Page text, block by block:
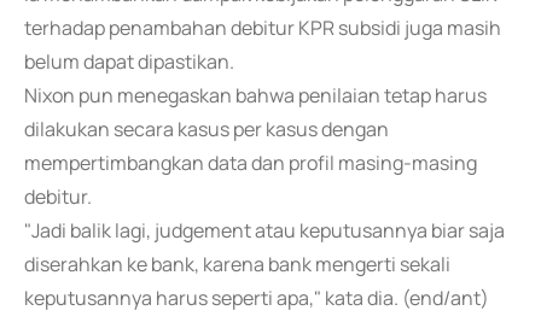
terhadap penambahan debitur KPR subsidi juga masih
belum dapat dipastikan.
Nixon pun menegaskan bahwa penilaian tetap harus
dilakukan secara kasus per kasus dengan
mempertimbangkan data dan profil masing-masing
debitur.
"Jadi balik lagi, judgement atau keputusannya biar saja
diserahkan ke bank, karena bank mengerti sekali
keputusannya harus seperti apa," kata dia. (end/ant)